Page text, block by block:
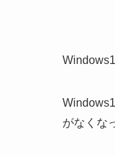
がなくな